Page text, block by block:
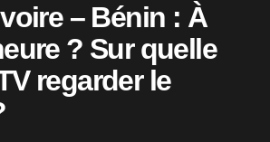
– Bénin : À
? Sur quelle
regarder le